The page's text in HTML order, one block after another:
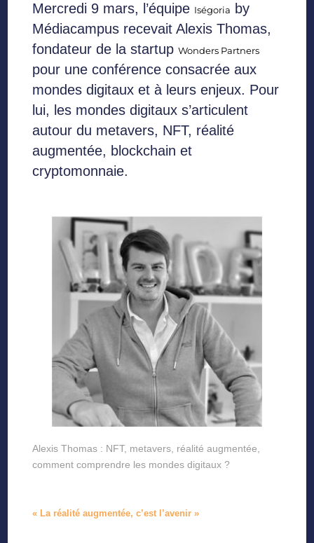
Mercredi 9 mars, l’équipe Iségoria
by
Médiacampus recevait Alexis Thomas,
fondateur de la startupWonders Partners
pour une conférence consacrée aux
mondes digitaux et à leurs enjeux. Pour
lui, les mondes digitaux s’articulent
autour du metavers, NFT, réalité
augmentée, blockchain et
cryptomonnaie.
Alexis Thomas : NFT, metavers, réalité augmentée,
comment comprendre les mondes digitaux ?
« La réalité augmentée, c’est l’avenir »